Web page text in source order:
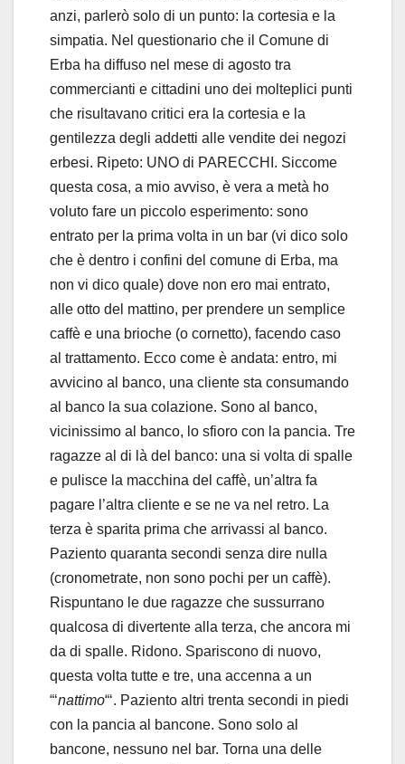
anzi, parlerò solo di un punto: la cortesia e la
simpatia. Nel questionario che il Comune di
Erba ha diffuso nel mese di agosto tra
commercianti e cittadini uno dei molteplici punti
che risultavano critici era la cortesia e la
gentilezza degli addetti alle vendite dei negozi
erbesi. Ripeto: UNO di PARECCHI. Siccome
questa cosa, a mio avviso, è vera a metà ho
voluto fare un piccolo esperimento: sono
entrato per la prima volta in un bar (vi dico solo
che è dentro i confini del comune di Erba, ma
non vi dico quale) dove non ero mai entrato,
alle otto del mattino, per prendere un semplice
caffè e una brioche (o cornetto), facendo caso
al trattamento. Ecco come è andata: entro, mi
avvicino al banco, una cliente sta consumando
al banco la sua colazione. Sono al banco,
vicinissimo al banco, lo sfioro con la pancia. Tre
ragazze al di là del banco: una si volta di spalle
e pulisce la macchina del caffè, un’altra fa
pagare l’altra cliente e se ne va nel retro. La
terza è sparita prima che arrivassi al banco.
Paziento quaranta secondi senza dire nulla
(cronometrate, non sono pochi per un caffè).
Rispuntano le due ragazze che sussurrano
qualcosa di divertente alla terza, che ancora mi
da di spalle. Ridono. Spariscono di nuovo,
questa volta tutte e tre, una accenna a un
“‘nattimo“‘. Paziento altri trenta secondi in piedi
con la pancia al bancone. Sono solo al
bancone, nessuno nel bar. Torna una delle